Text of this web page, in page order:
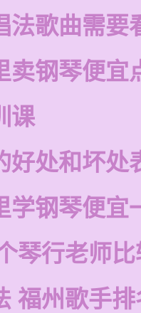
法歌曲需要
卖钢琴便宜
课
好处和坏处
学钢琴便宜
琴行老师
福州歌手排